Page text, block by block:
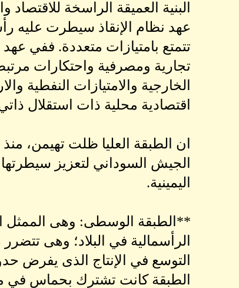
البنية العميقة الراسخة
عهد نظام الإنقاذ سيطرت عليه
تتمتع بامتيازات متعددة. ففي
تجارية ومصرفية واحتكارات
الخارجية والامتيازات النفطية
اقتصادية محلية ذات استقلال
الجيش السوداني لتعزيز
اليمينية.
**الطبقة الوسطى: وهى الممثل
الرأسمالية في البلاد؛ وهى
التوسع في الإنتاج الذى يفرض
الطبقة كانت تشترك بحماس في